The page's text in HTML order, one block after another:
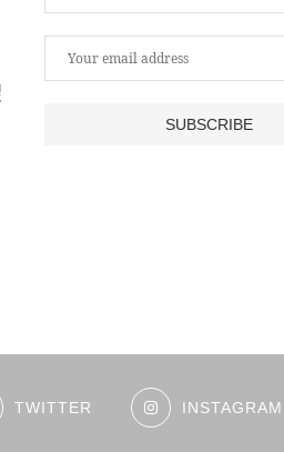
TWITTER INSTAGRAM